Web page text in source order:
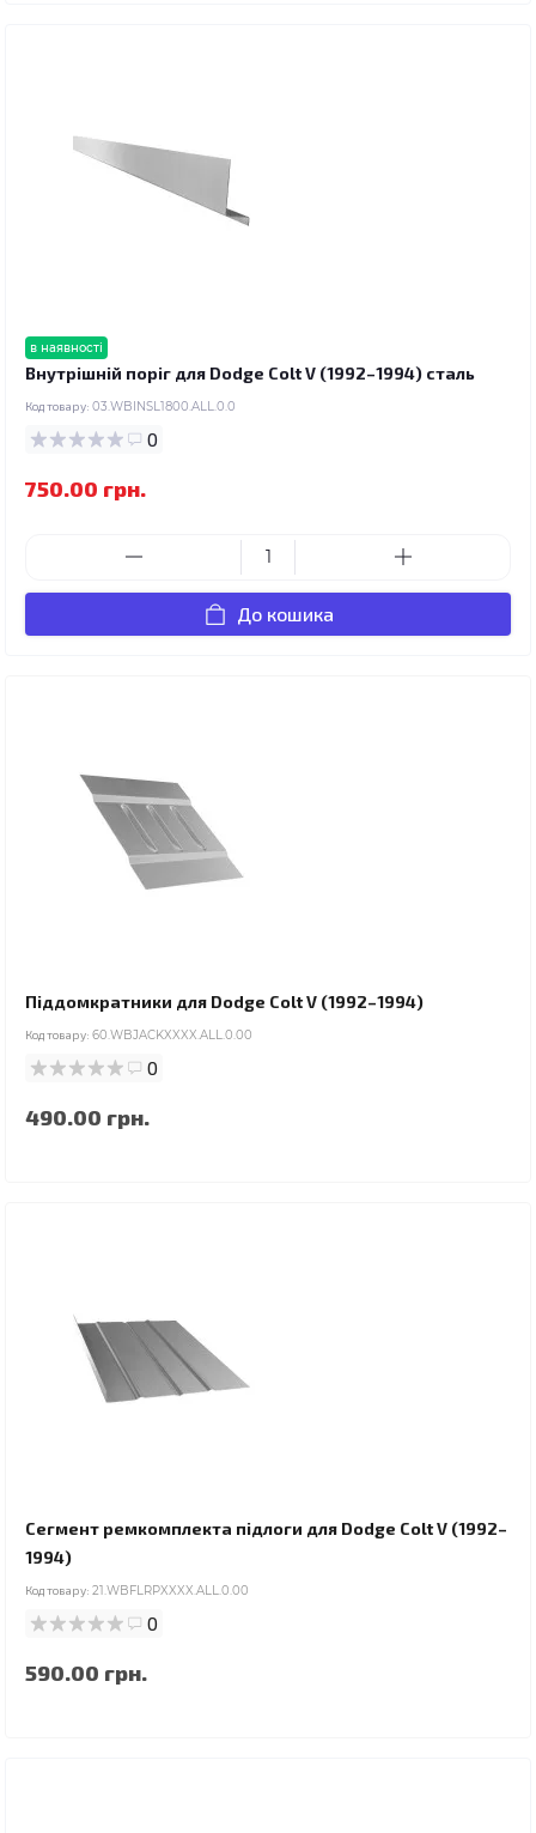
в наявності
Внутрішній поріг для Dodge Colt V (1992–1994) сталь
Код товару: 03.WBINSL1800.ALL.0.0
0
750.00 грн.
До кошика
Піддомкратники для Dodge Colt V (1992–1994)
Код товару: 60.WBJACKXXXX.ALL.0.00
0
490.00 грн.
Сегмент ремкомплекта підлоги для Dodge Colt V (1992–
1994)
Код товару: 21.WBFLRPXXXX.ALL.0.00
0
590.00 грн.